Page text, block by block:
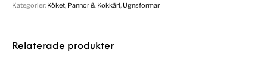
Kategorier: Köket Pannor & Kokkärl Ugnsformar
Relaterade produkter